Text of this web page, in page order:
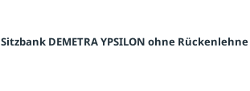
Sitzbank DEMETRA YPSILON ohne Rückenlehne